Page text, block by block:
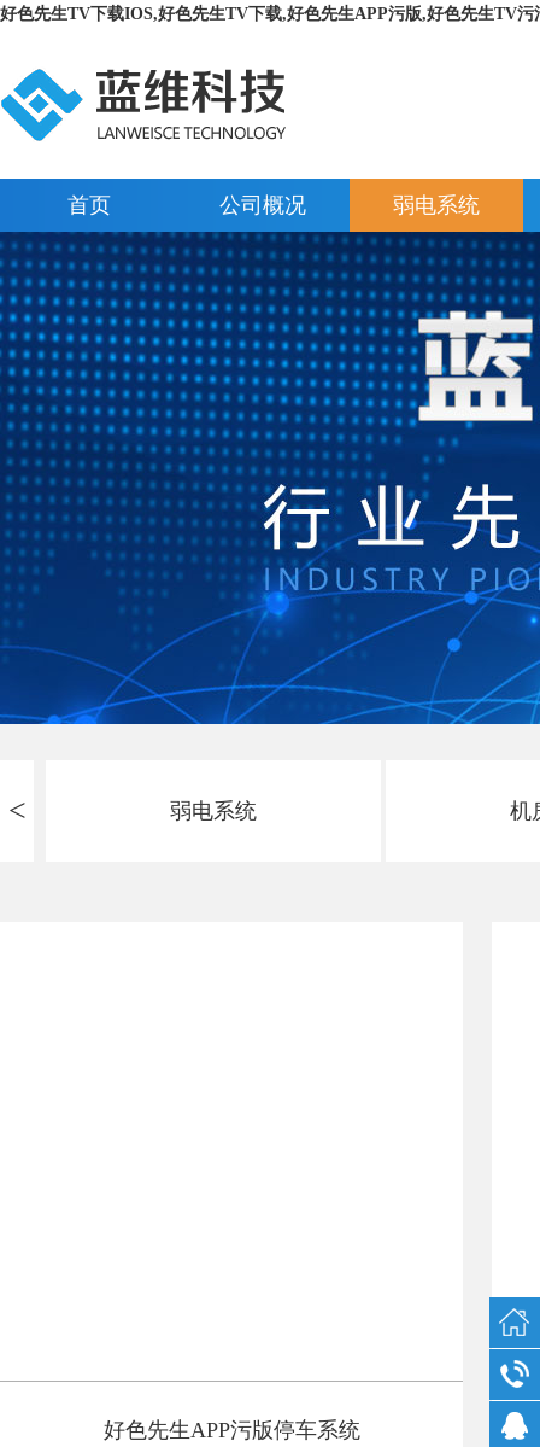
好色先生TV下载IOS,好色先生TV下载,好色先生APP污版,好色先生TV污
首页 公司概况 弱电系统
弱电系统 机
<
好色先生APP污版停车系统